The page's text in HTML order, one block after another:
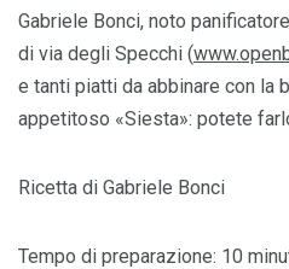
Gabriele Bonci, noto
di via degli Specchi (
e tanti piatti da abbinare con la
appetitoso «Siesta»: potete
Ricetta di Gabriele Bonci
Tempo di preparazione: 10